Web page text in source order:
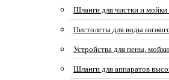
Шланги для чистки и мойки
Пистолеты для воды
Устройства для пены,
Шланги для аппаратов